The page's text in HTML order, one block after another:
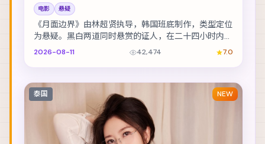
电影 悬疑
《月面边界》由林超贤执导，韩国班底制作，类型定位
为悬疑。黑白两道同时悬赏的证人，在二十四小时内穿
越整座城。主演包括长泽雅美、提莫西·查拉梅、杨紫...
2026-08-11 42,474 7.0
泰国 NEW